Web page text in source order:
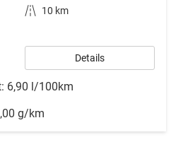
Kilometerstand
10 km
Details
6,90 l/100km
g/km